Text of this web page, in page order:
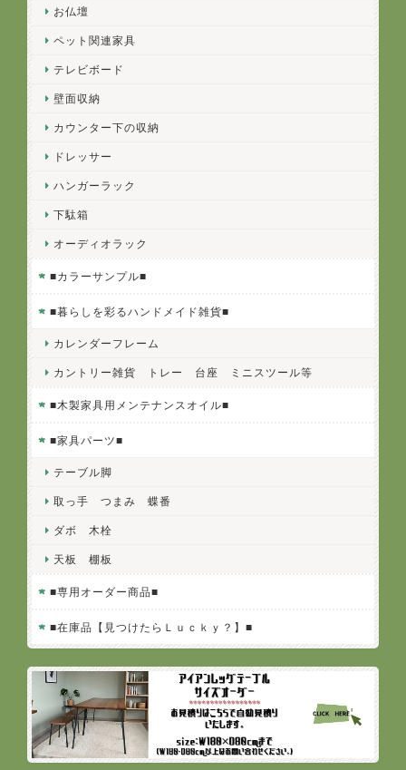
お仏壇
ペット関連家具
テレビボード
壁面収納
カウンター下の収納
ドレッサー
ハンガーラック
下駄箱
オーディオラック
■カラーサンプル■
■暮らしを彩るハンドメイド雑貨■
カレンダーフレーム
カントリー雑貨 トレー 台座 ミニスツール等
■木製家具用メンテナンスオイル■
■家具パーツ■
テーブル脚
取っ手 つまみ 蝶番
ダボ 木栓
天板 棚板
■専用オーダー商品■
■在庫品【見つけたらＬｕｃｋｙ？】■